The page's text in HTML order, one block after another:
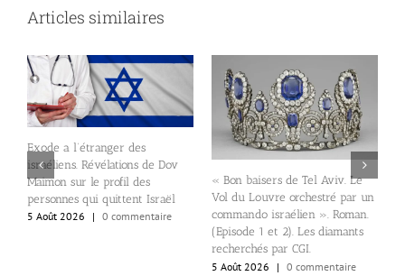
Articles similaires
Exode a l’étranger des
israéliens. Révélations de Dov
Maimon sur le profil des
personnes qui quittent Israël
5 Août 2026
| 0 commentaire
« Bon baisers de Tel Aviv. Le
Vol du Louvre orchestré par un
commando israélien ». Roman.
(Episode 1 et 2). Les diamants
recherchés par CGI.
5 Août 2026
| 0 commentaire